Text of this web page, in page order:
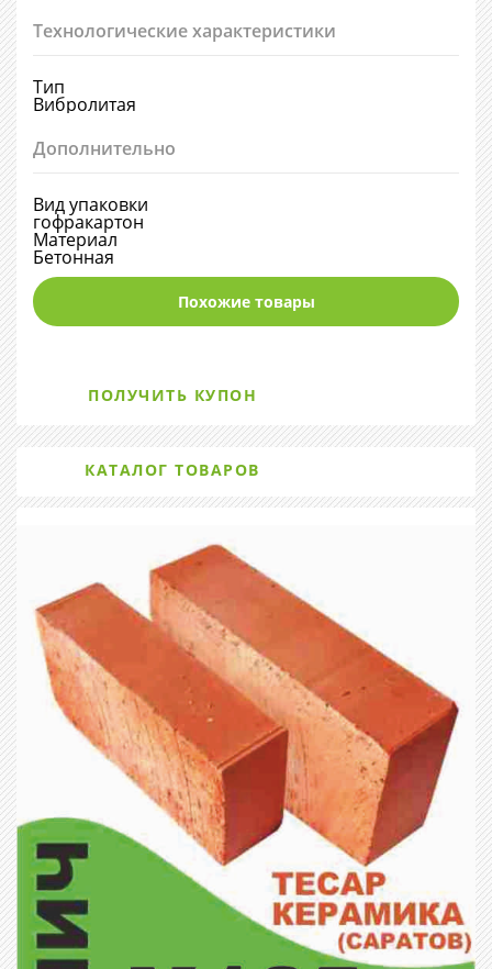
Технологические характеристики
Тип
Вибролитая
Дополнительно
Вид упаковки
гофракартон
Материал
Бетонная
Похожие товары
ПОЛУЧИТЬ КУПОН
КАТАЛОГ ТОВАРОВ